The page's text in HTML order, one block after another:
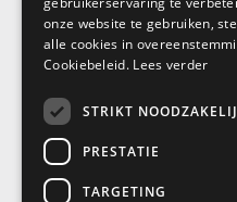
e-mail:
onze website te gebruiken,
alle cookies in
Cookiebeleid. Lees verder
STRIKT
PRESTATIE
TARGETING